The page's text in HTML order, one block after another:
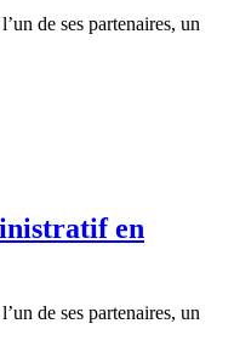
de ses partenaires, un
en
de ses partenaires, un